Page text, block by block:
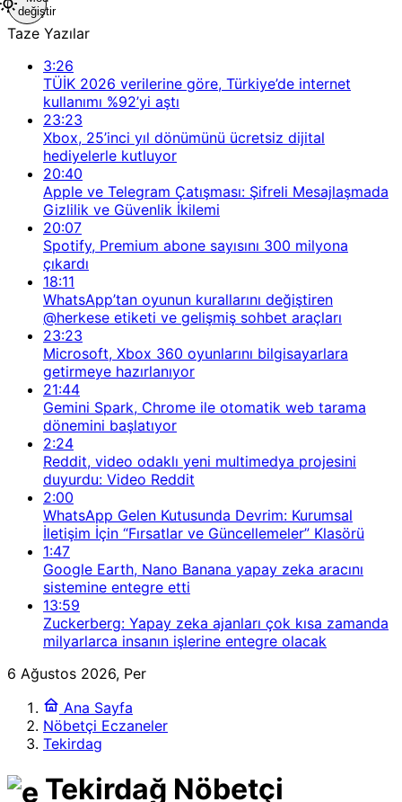
değiştir
Taze Yazılar
3:26
TÜİK 2026 verilerine göre, Türkiye’de internet
kullanımı %92’yi aştı
23:23
Xbox, 25’inci yıl dönümünü ücretsiz dijital
hediyelerle kutluyor
20:40
Apple ve Telegram Çatışması: Şifreli Mesajlaşmada
Gizlilik ve Güvenlik İkilemi
20:07
Spotify, Premium abone sayısını 300 milyona
çıkardı
18:11
WhatsApp’tan oyunun kurallarını değiştiren
@herkese etiketi ve gelişmiş sohbet araçları
23:23
Microsoft, Xbox 360 oyunlarını bilgisayarlara
getirmeye hazırlanıyor
21:44
Gemini Spark, Chrome ile otomatik web tarama
dönemini başlatıyor
2:24
Reddit, video odaklı yeni multimedya projesini
duyurdu: Video Reddit
2:00
WhatsApp Gelen Kutusunda Devrim: Kurumsal
İletişim İçin “Fırsatlar ve Güncellemeler” Klasörü
1:47
Google Earth, Nano Banana yapay zeka aracını
sistemine entegre etti
13:59
Zuckerberg: Yapay zeka ajanları çok kısa zamanda
milyarlarca insanın işlerine entegre olacak
6 Ağustos 2026, Per
Ana Sayfa
Nöbetçi Eczaneler
Tekirdag
Tekirdağ Nöbetçi